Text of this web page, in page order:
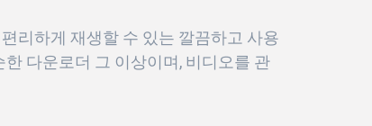
리하게 재생할 수 있는 깔끔하고 사용
다운로더 그 이상이며, 비디오를 관